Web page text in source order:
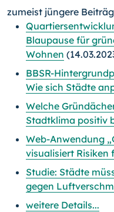
zumeist jüngere
Blaupause für
Wohnen
BBSR-
Wie sich Städte
Welche
Stadtklima positiv
Web-Anwendung
visualisiert Risiken
Studie: Städte
gegen
weitere Details...